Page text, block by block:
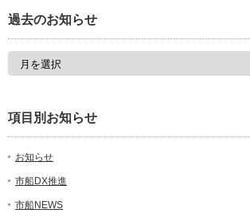
過去のお知らせ
項目別お知らせ
お知らせ
市船DX推進
市船NEWS